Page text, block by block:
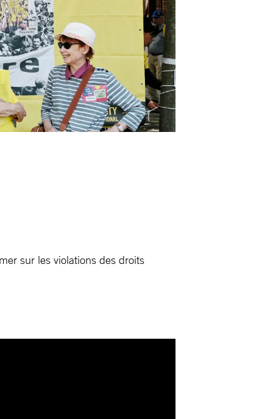
sur les violations des droits